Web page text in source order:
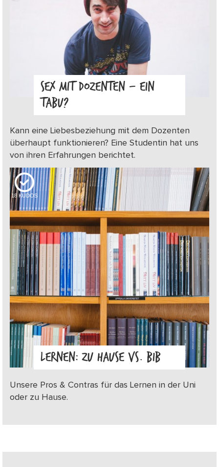
SEX MIT DOZENTEN – EIN
TABU?
Kann eine Liebesbeziehung mit dem Dozenten
überhaupt funktionieren? Eine Studentin hat uns
von ihren Erfahrungen berichtet.
18 KUDOS
LERNEN: ZU HAUSE VS. BIB
Unsere Pros & Contras für das Lernen in der Uni
oder zu Hause.